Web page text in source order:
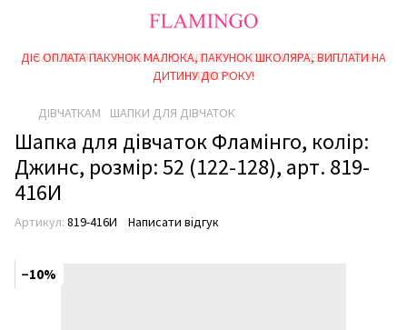
ЗАМОВЛЯЙТЕ ТОВАРИ ВІД 1000 ГРН ТА ОТРИМУЙТЕ ПОСТІЙНУ
ЗНИЖКУ!
ДІЄ ОПЛАТА ПАКУНОК МАЛЮКА, ПАКУНОК ШКОЛЯРА, ВИПЛАТИ НА
ДИТИНУ ДО РОКУ!
ДІВЧАТКАМ ШАПКИ ДЛЯ ДІВЧАТОК
Шапка для дівчаток Фламінго, колір:
Джинс, розмір: 52 (122-128), арт. 819-
416И
Артикул: 819-416И Написати відгук
−10%